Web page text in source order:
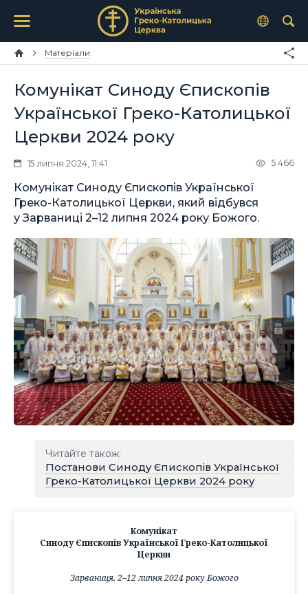
Матеріали
Комунікат Синоду Єпископів
Української Греко-Католицької
Церкви 2024 року
15 липня 2024, 11:41 5 466
Комунікат Синоду Єпископів Української
Греко-Католицької Церкви, який відбувся
у Зарваниці 2–12 липня 2024 року Божого.
Читайте також:
Постанови Синоду Єпископів Української
Греко-Католицької Церкви 2024 року
Комунікат
Синоду Єпископів Української Греко-Католицької
Церкви
Зарваниця, 2–12 липня 2024 року Божого